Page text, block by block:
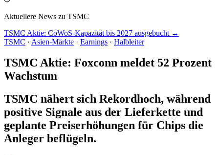
Aktuellere News zu TSMC
TSMC Aktie: CoWoS-Kapazität bis 2027 ausgebucht →
TSMC · Asien-Märkte · Earnings · Halbleiter
TSMC Aktie: Foxconn meldet 52 Prozent
Wachstum
TSMC nähert sich Rekordhoch, während
positive Signale aus der Lieferkette und
geplante Preiserhöhungen für Chips die
Anleger beflügeln.